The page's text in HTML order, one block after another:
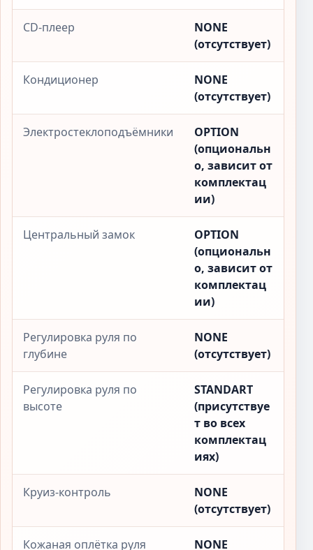
CD-плеер
NONE
(отсутствует)
Кондиционер
NONE
(отсутствует)
Электростеклоподъёмники
OPTION
(опциональн
о, зависит от
комплектац
ии)
Центральный замок
OPTION
(опциональн
о, зависит от
комплектац
ии)
Регулировка руля по
глубине
NONE
(отсутствует)
Регулировка руля по
высоте
STANDART
(присутствуе
т во всех
комплектац
иях)
Круиз-контроль
NONE
(отсутствует)
Кожаная оплётка руля NONE